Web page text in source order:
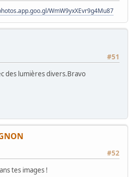
WmW9yxXEvr9g4Mu87
#51
des lumières divers.Bravo
#52
tes images !